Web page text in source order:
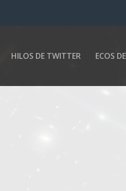
HILOS DE TWITTER ECOS